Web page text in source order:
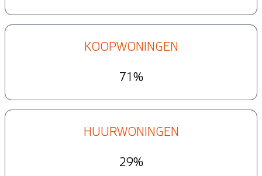
KOOPWONINGEN
71%
HUURWONINGEN
29%